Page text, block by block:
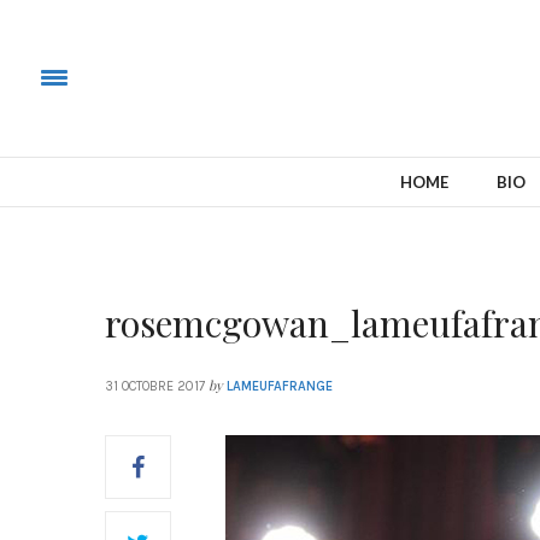
HOME BIO
31 OCTOBRE 2017 by LAMEUFAFRANGE